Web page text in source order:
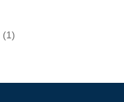
(1)